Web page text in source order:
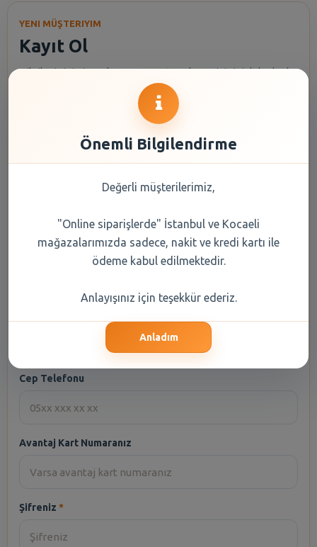
YENI MÜŞTERIYIM
Kayıt Ol
Bilgilerinizi girerek Happy Center alışverişinizi daha hızlı,
güvenli ve takip edilebilir hale getirin.
E-Posta
Cep Telefonu
Avantaj Kart Numaranız
Şifreniz
Önemli Bilgilendirme
Değerli müşterilerimiz,
"Online siparişlerde" İstanbul ve Kocaeli
mağazalarımızda sadece, nakit ve kredi kartı ile
ödeme kabul edilmektedir.
Anlayışınız için teşekkür ederiz.
Anladım